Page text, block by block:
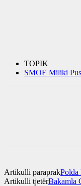
TOPIK
SMOE Miliki
Artikulli paraprakPolda
Artikulli tjetërBakamla